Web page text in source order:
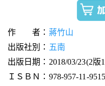
作 者： 蔣竹山
出版社別： 五南
出版日期：2018/03/23(2版
ＩＳＢＮ：978-957-11-